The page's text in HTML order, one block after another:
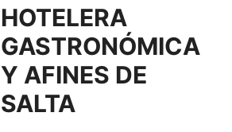
HOTELERA
GASTRONÓMICA
Y AFINES DE
SALTA